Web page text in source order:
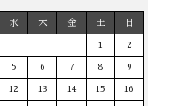
水 木 金 土 日
1 2
5 6 7 8 9
12 13 14 15 16